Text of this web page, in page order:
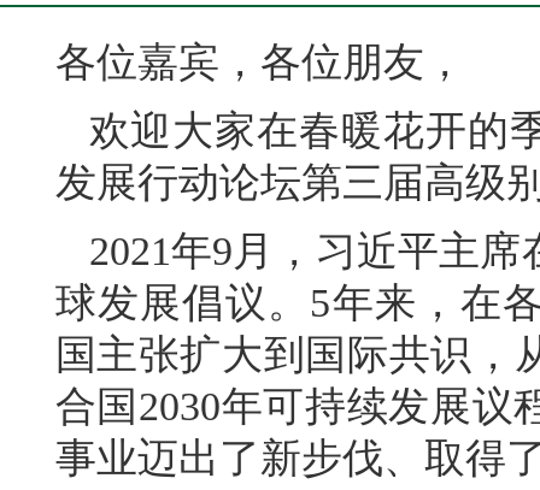
各位嘉宾，各位朋友，
欢迎大家在春暖花开的
发展行动论坛第三届高级
2021年9月，习近平主
球发展倡议。5年来，在
国主张扩大到国际共识，
合国2030年可持续发展议
事业迈出了新步伐、取得